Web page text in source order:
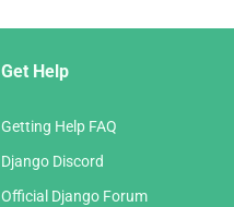
Get Help
Getting Help FAQ
Django Discord
Official Django Forum